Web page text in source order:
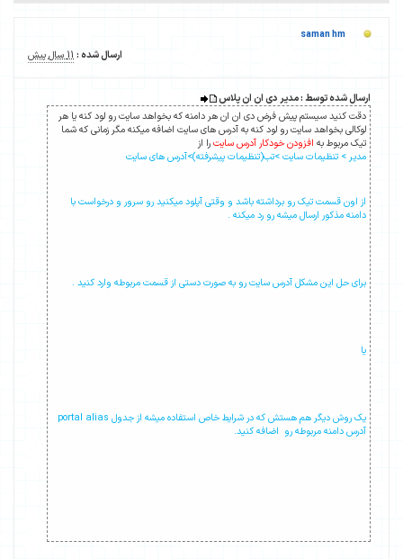
saman hm
ارسال شده : 11 سال پیش
ارسال شده توسط : مدیر دی ان ان پلاس
دقت کنید سیستم پیش فرض دی ان ان هر دامنه که بخواهد سایت رو لود کنه یا هر
لوکالی بخواهد سایت رو لود کنه به آدرس های سایت اضافه میکنه مگر زمانی که شما
تیک مربوط به افزودن خودکار آدرس سایترا از
مدیر > تنظیمات سایت >تب(تنظیمات پیشرفته)>آدرس های سایت
از اون قسمت تیک رو برداشته باشد و وقتی آپلود میکنید رو سرور و درخواست با
دامنه مذکور ارسال میشه رو رد میکنه .
برای حل این مشکل آدرس سایت رو به صورت دستی از قسمت مربوطه وارد کنید .
یا
یک روش دیگر هم هستش که در شرایط خاص استفاده میشه از جدول portal alias
آدرس دامنه مربوطه رو اضافه کنید.